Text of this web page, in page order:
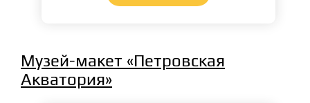
Музей-макет «Петровская
Акватория»